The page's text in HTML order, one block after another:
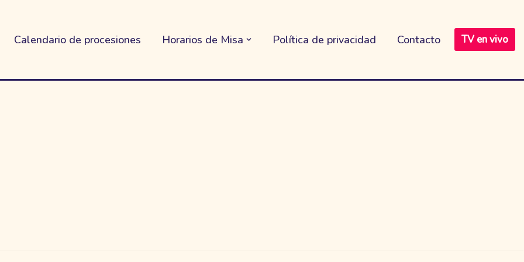
Calendario de procesiones Horarios de Misa Política de privacidad Contacto TV en vivo